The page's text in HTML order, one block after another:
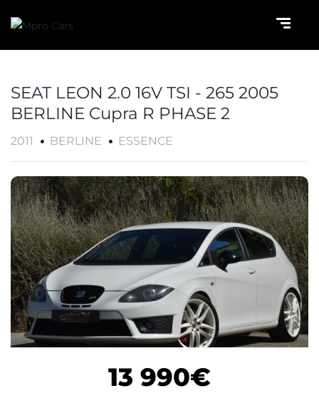
SEAT LEON 2.0 16V TSI - 265 2005
BERLINE Cupra R PHASE 2
2011 BERLINE ESSENCE
13 990€